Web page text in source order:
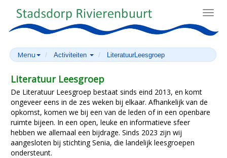
Menu Activiteiten LiteratuurLeesgroep
Literatuur Leesgroep
De Literatuur Leesgroep bestaat sinds eind 2013, en komt
ongeveer eens in de zes weken bij elkaar. Afhankelijk van de
opkomst, komen we bij een van de leden of in een openbare
ruimte bijeen. In een open, leuke en informatieve sfeer
hebben we allemaal een bijdrage. Sinds 2023 zijn wij
aangesloten bij stichting Senia, die landelijk leesgroepen
ondersteunt.